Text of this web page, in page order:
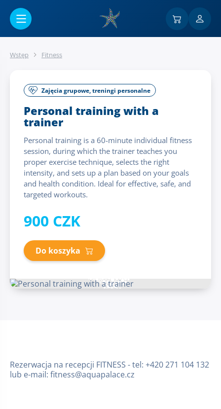
Wstęp Fitness
Zajęcia grupowe, treningi personalne
Personal training with a
trainer
Personal training is a 60-minute individual fitness
session, during which the trainer teaches you
proper exercise technique, selects the right
intensity, and sets up a plan based on your goals
and health condition. Ideal for effective, safe, and
targeted workouts.
900 CZK
Do koszyka
Rezerwacja na recepcji FITNESS - tel: +420 271 104 132
lub e-mail: fitness@aquapalace.cz